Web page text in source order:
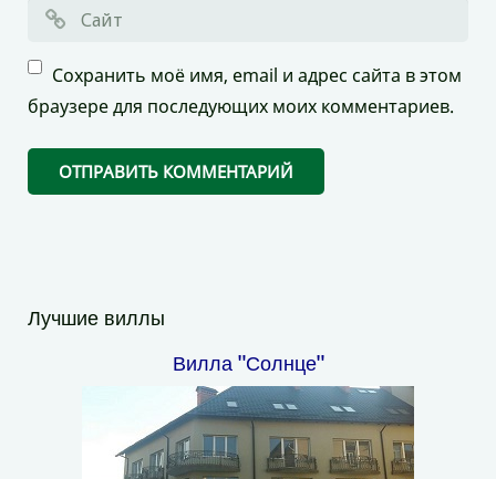
Сохранить моё имя, email и адрес сайта в этом
браузере для последующих моих комментариев.
Лучшие виллы
Вилла "Солнце"